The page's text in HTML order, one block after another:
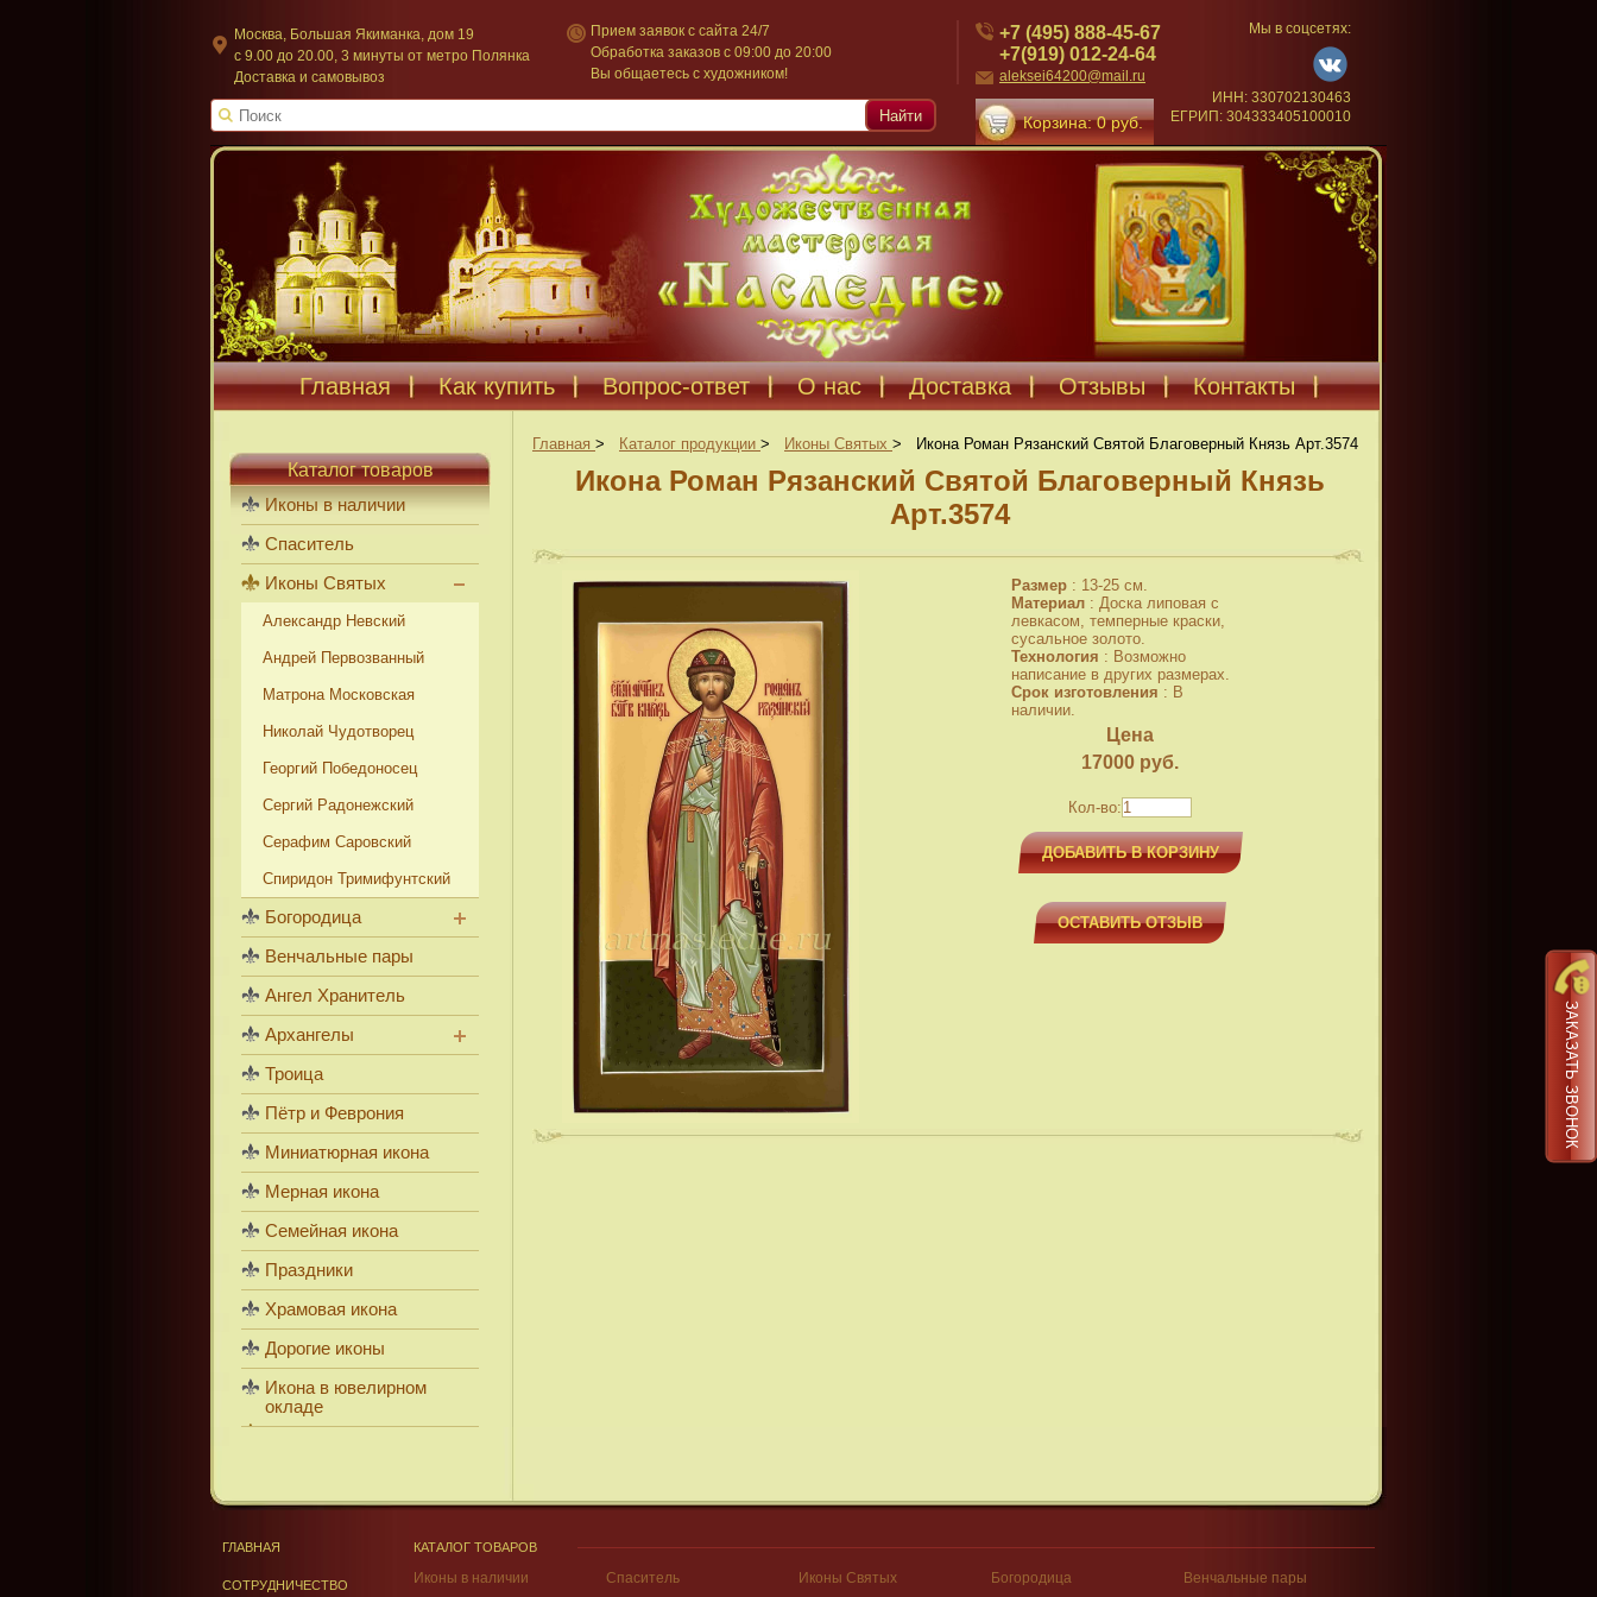
Москва, Большая Якиманка, дом 19
c 9.00 до 20.00, 3 минуты от метро Полянка
Доставка и самовывоз
Прием заявок с сайта 24/7
Обработка заказов с 09:00 до 20:00
Вы общаетесь с художником!
+7 (495) 888-45-67
+7(919) 012-24-64
aleksei64200@mail.ru
Корзина: 0 руб.
Мы в соцсетях:
ИНН: 330702130463
ЕГРИП: 304333405100010
Найти
Главная Как купить Вопрос-ответ О нас Доставка Отзывы Контакты
Главная > Каталог продукции > Иконы Святых > Икона Роман Рязанский Святой Благоверный Князь Арт.3574
Икона Роман Рязанский Святой Благоверный Князь
Арт.3574
Размер : 13-25 см.
Материал : Доска липовая с
левкасом, темперные краски,
сусальное золото.
Технология : Возможно
написание в других размерах.
Срок изготовления : В
наличии.
Цена
17000 руб.
Кол-во:
ДОБАВИТЬ В КОРЗИНУ
ОСТАВИТЬ ОТЗЫВ
Каталог товаров
Иконы в наличии
Спаситель
Иконы Святых
Александр Невский
Андрей Первозванный
Матрона Московская
Николай Чудотворец
Георгий Победоносец
Сергий Радонежский
Серафим Саровский
Спиридон Тримифунтский
Богородица
Венчальные пары
Ангел Хранитель
Архангелы
Троица
Пётр и Феврония
Миниатюрная икона
Мерная икона
Семейная икона
Праздники
Храмовая икона
Дорогие иконы
Икона в ювелирном
окладе
ЗАКАЗАТЬ ЗВОНОК
ГЛАВНАЯ
СОТРУДНИЧЕСТВО
КАТАЛОГ ТОВАРОВ
Иконы в наличии Спаситель Иконы Святых Богородица Венчальные пары